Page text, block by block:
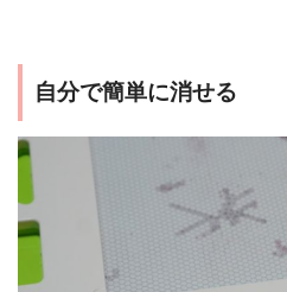
自分で簡単に消せる